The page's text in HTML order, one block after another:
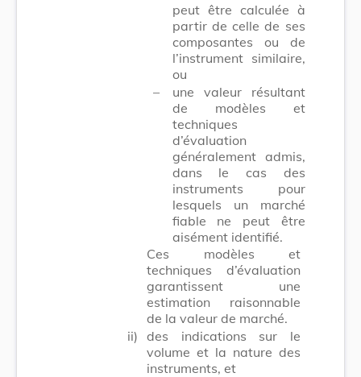
peut être calculée à
partir de celle de ses
composantes ou de
l’instrument similaire,
ou
–
une valeur résultant
de modèles et
techniques
d’évaluation
généralement admis,
dans le cas des
instruments pour
lesquels un marché
fiable ne peut être
aisément identifié.
Ces modèles et
techniques d’évaluation
garantissent une
estimation raisonnable
de la valeur de marché.
ii) des indications sur le
volume et la nature des
instruments, et